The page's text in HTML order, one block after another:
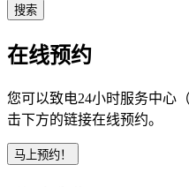
在线预约
您可以致电24小时服务中心
击下方的链接在线预约。